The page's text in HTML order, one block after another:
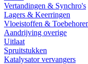
Vertandingen & Synchro's
Lagers & Keerringen
Vloeistoffen &
Aandrijving overige
Uitlaat
Spruitstukken
Katalysator vervangers